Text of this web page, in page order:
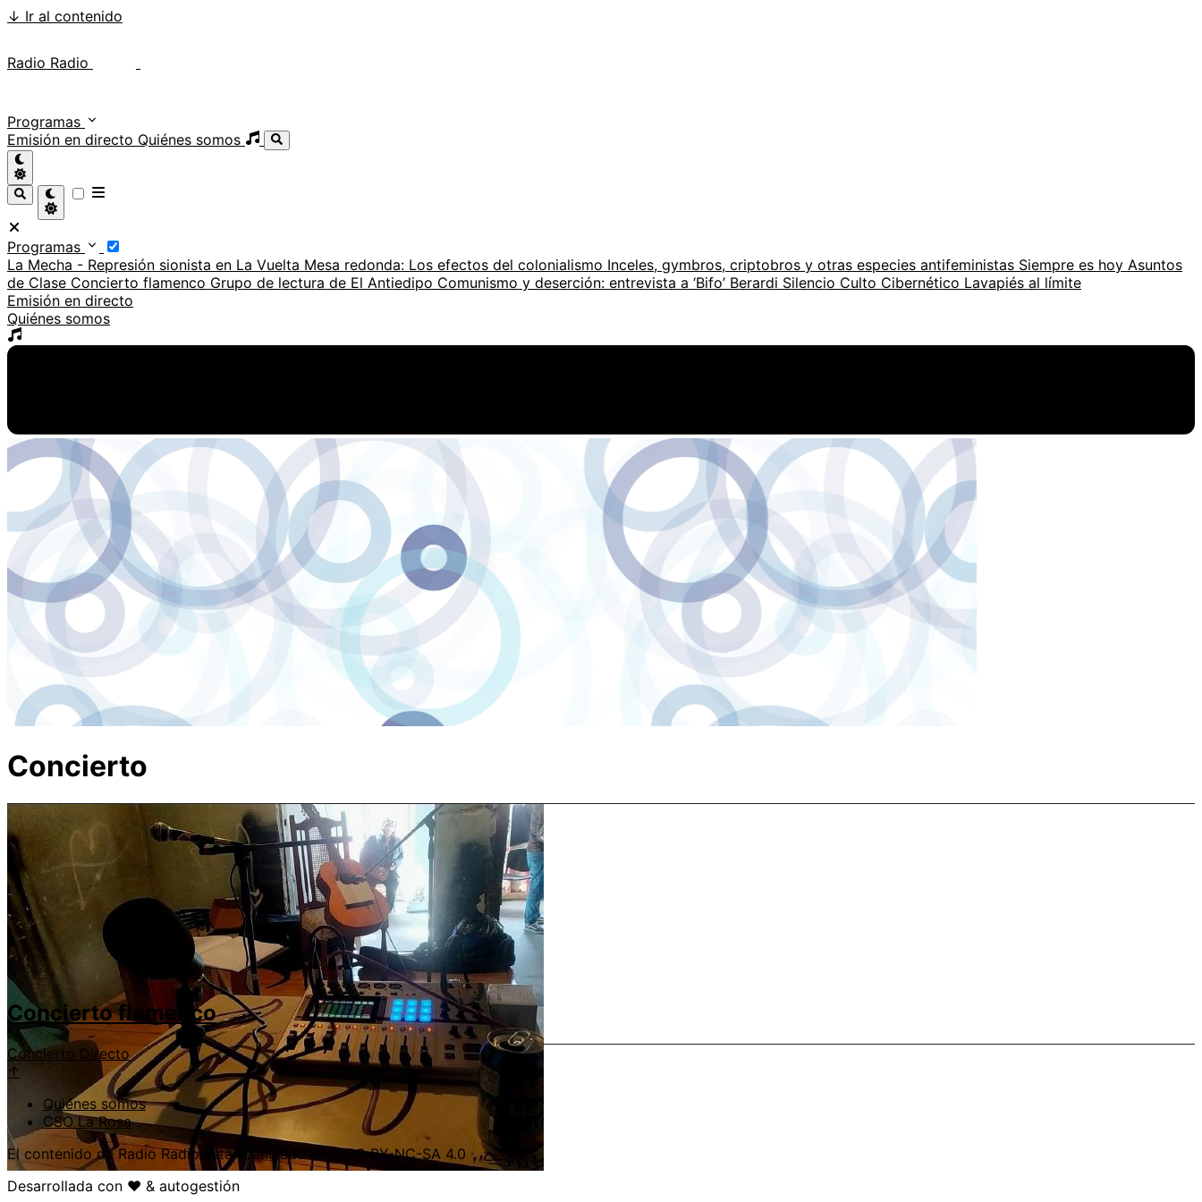
↓ Ir al contenido
Radio Radio
Programas
Emisión en directo Quiénes somos
Programas
La Mecha - Represión sionista en La Vuelta Mesa redonda: Los efectos del colonialismo Inceles, gymbros, criptobros y otras especies antifeministas Siempre es hoy Asuntos
de Clase Concierto flamenco Grupo de lectura de El Antiedipo Comunismo y deserción: entrevista a ‘Bifo’ Berardi Silencio Culto Cibernético Lavapiés al límite
Emisión en directo
Quiénes somos
Concierto
Concierto flamenco
Concierto Directo
↑
Quiénes somos
CSO La Rosa
El contenido de Radio Radio está licenciado bajo CC BY-NC-SA 4.0
Desarrollada con ❤️ & autogestión